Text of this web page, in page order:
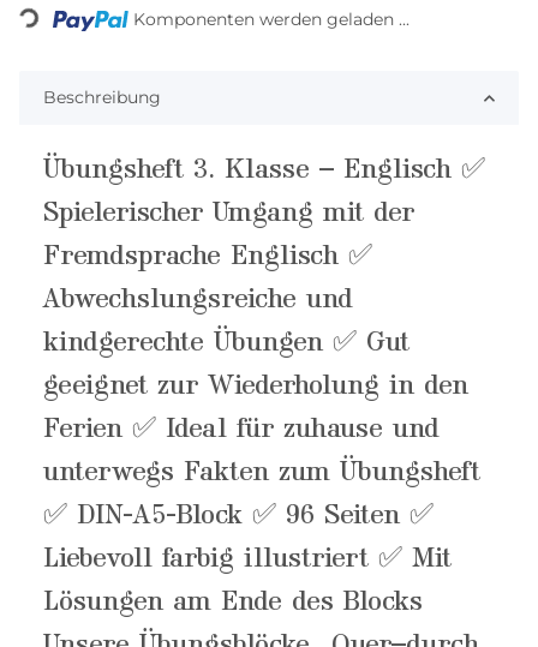
Loading... Komponenten werden geladen ...
Beschreibung
Übungsheft 3. Klasse – Englisch ✅
Spielerischer Umgang mit der
Fremdsprache Englisch ✅
Abwechslungsreiche und
kindgerechte Übungen ✅ Gut
geeignet zur Wiederholung in den
Ferien ✅ Ideal für zuhause und
unterwegs Fakten zum Übungsheft
✅ DIN-A5-Block ✅ 96 Seiten ✅
Liebevoll farbig illustriert ✅ Mit
Lösungen am Ende des Blocks